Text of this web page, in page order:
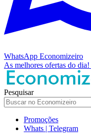
WhatsApp Economizeiro
As melhores ofertas do dia!
Pesquisar
Promoções
Whats | Telegram